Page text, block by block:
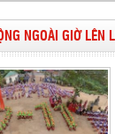
NGOÀI GIỜ LÊN